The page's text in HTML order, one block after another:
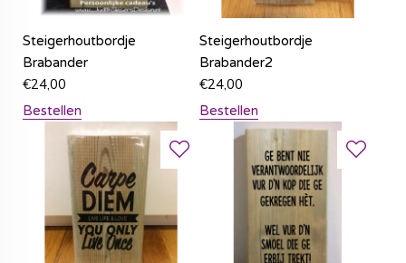
Steigerhoutbordje
Brabander
€24,00
Bestellen
Steigerhoutbordje
Brabander2
€24,00
Bestellen